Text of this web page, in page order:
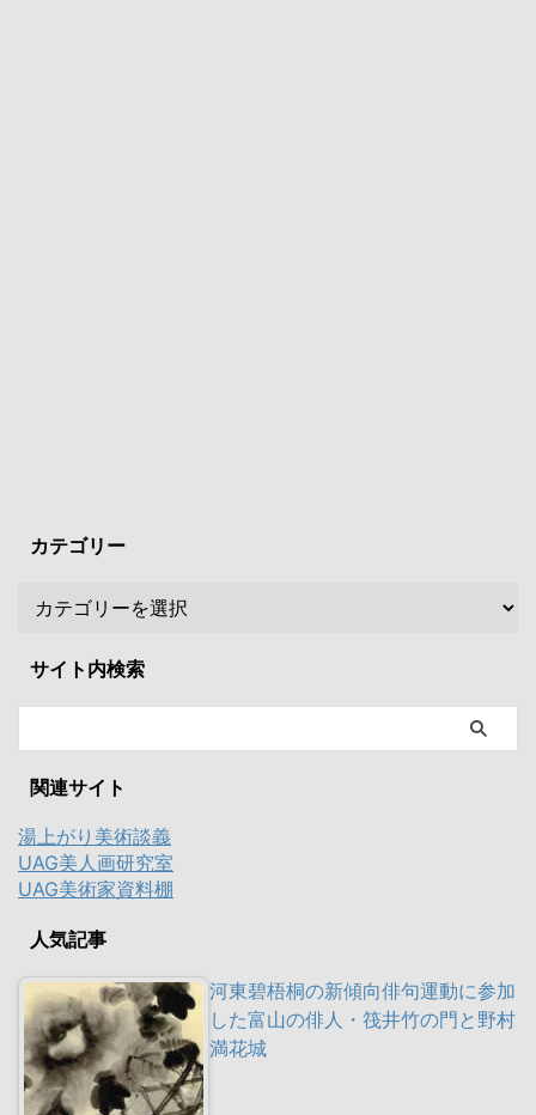
カテゴリー
サイト内検索
関連サイト
湯上がり美術談義
UAG美人画研究室
UAG美術家資料棚
人気記事
河東碧梧桐の新傾向俳句運動に参加
した富山の俳人・筏井竹の門と野村
満花城